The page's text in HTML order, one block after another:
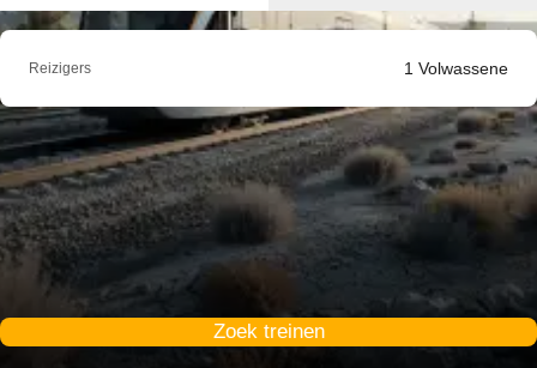
Reizigers 1 Volwassene
Zoek treinen